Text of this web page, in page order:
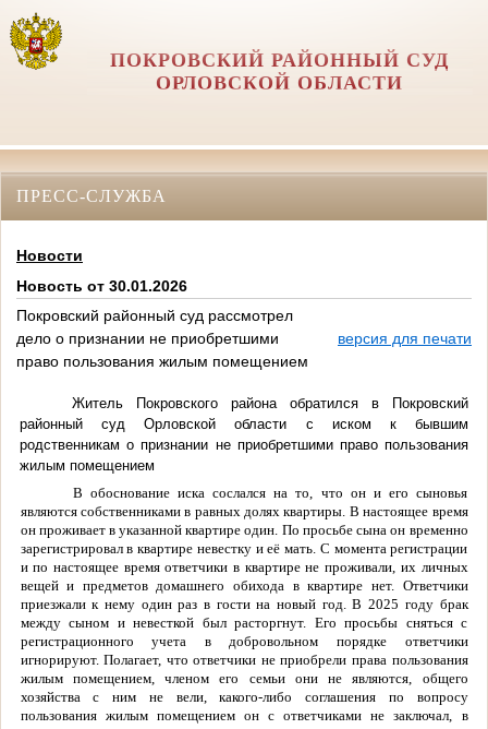
ПОКРОВСКИЙ РАЙОННЫЙ СУД
ОРЛОВCКОЙ ОБЛАСТИ
ПРЕСС-СЛУЖБА
Новости
Новость от 30.01.2026
Покровский районный суд рассмотрел
дело о признании не приобретшими
право пользования жилым помещением
версия для печати
Житель Покровского района обратился в Покровский
районный суд Орловской области с иском к бывшим
родственникам о признании не приобретшими право пользования
жилым помещением
В обоснование иска сослался на то, что он и его сыновья
являются собственниками в равных долях квартиры. В настоящее время
он проживает в указанной квартире один. По просьбе сына он временно
зарегистрировал в квартире невестку и её мать. С момента регистрации
и по настоящее время ответчики в квартире не проживали, их личных
вещей и предметов домашнего обихода в квартире нет. Ответчики
приезжали к нему один раз в гости на новый год. В 2025 году брак
между сыном и невесткой был расторгнут. Его просьбы сняться с
регистрационного учета в добровольном порядке ответчики
игнорируют. Полагает, что ответчики не приобрели права пользования
жилым помещением, членом его семьи они не являются, общего
хозяйства с ним не вели, какого-либо соглашения по вопросу
пользования жилым помещением он с ответчиками не заключал, в